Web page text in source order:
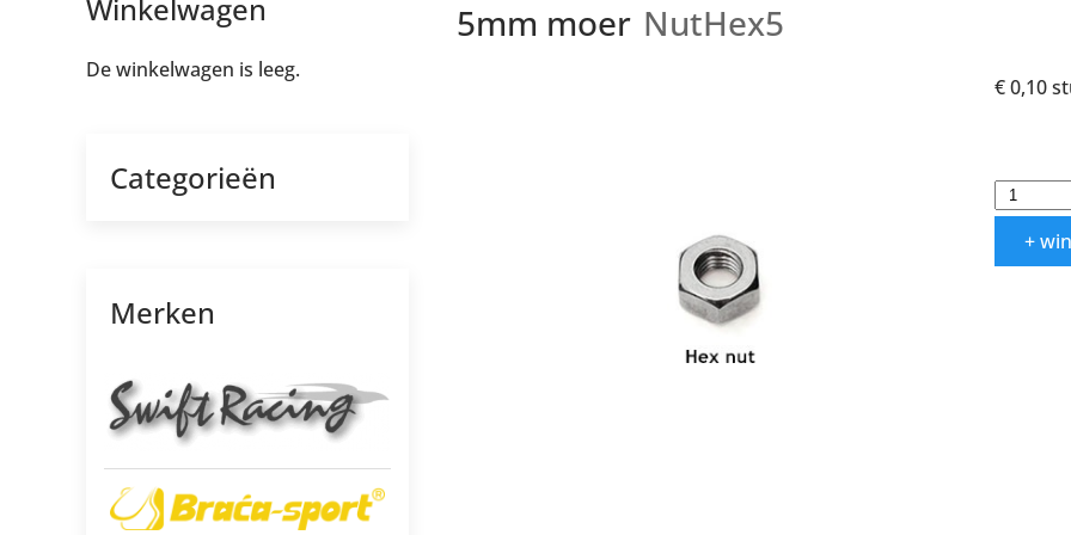
5mm moer NutHex5
€ 0,10
+
Winkelwagen
De winkelwagen is leeg.
Categorieën
Merken